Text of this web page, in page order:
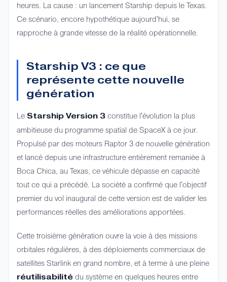
heures. La cause : un lancement Starship depuis le Texas.
Ce scénario, encore hypothétique aujourd'hui, se
rapproche à grande vitesse de la réalité opérationnelle.
Starship V3 : ce que
représente cette nouvelle
génération
Le Starship Version 3 constitue l'évolution la plus
ambitieuse du programme spatial de SpaceX à ce jour.
Propulsé par des moteurs Raptor 3 de nouvelle génération
et lancé depuis une infrastructure entièrement remaniée à
Boca Chica, au Texas, ce véhicule dépasse en capacité
tout ce qui a précédé. La société a confirmé que l'objectif
premier du vol inaugural de cette version est de valider les
performances réelles des améliorations apportées.
Cette troisième génération ouvre la voie à des missions
orbitales régulières, à des déploiements commerciaux de
satellites Starlink en grand nombre, et à terme à une pleine
réutilisabilité du système en quelques heures entre